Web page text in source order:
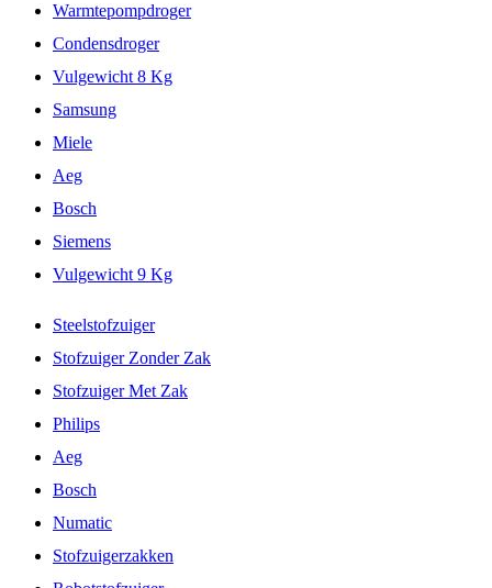
Warmtepompdroger
Condensdroger
Vulgewicht 8 Kg
Samsung
Miele
Aeg
Bosch
Siemens
Vulgewicht 9 Kg
Steelstofzuiger
Stofzuiger Zonder Zak
Stofzuiger Met Zak
Philips
Aeg
Bosch
Numatic
Stofzuigerzakken